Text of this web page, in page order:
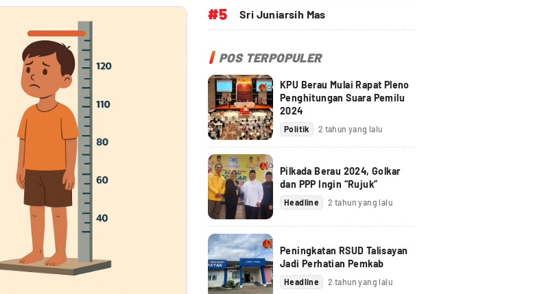
#5 Sri Juniarsih Mas
POS TERPOPULER
KPU Berau Mulai Rapat Pleno
Penghitungan Suara Pemilu
2024
Politik 2 tahun yang lalu
Pilkada Berau 2024, Golkar
dan PPP Ingin “Rujuk”
Headline 2 tahun yang lalu
Peningkatan RSUD Talisayan
Jadi Perhatian Pemkab
Headline 2 tahun yang lalu